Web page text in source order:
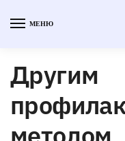
МЕНЮ
Другим